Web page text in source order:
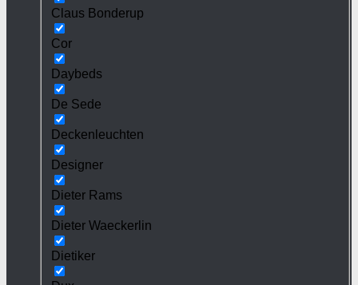
Claus Bonderup
Cor
Daybeds
De Sede
Deckenleuchten
Designer
Dieter Rams
Dieter Waeckerlin
Dietiker